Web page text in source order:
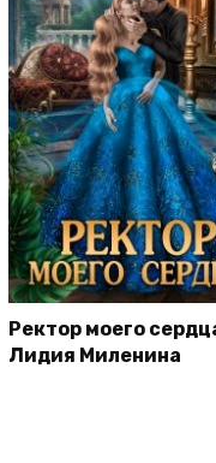
Ректор моего
Лидия Миленина